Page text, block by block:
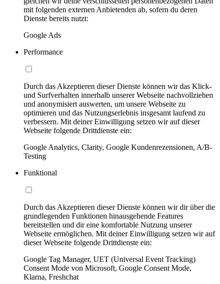
mit folgenden externen Anbietenden ab, sofern du deren
Dienste bereits nutzt:
Google Ads
Performance
Durch das Akzeptieren dieser Dienste können wir das Klick-
und Surfverhalten innerhalb unserer Webseite nachvollziehen
und anonymisiert auswerten, um unsere Webseite zu
optimieren und das Nutzungserlebnis insgesamt laufend zu
verbessern. Mit deiner Einwilligung setzen wir auf dieser
Webseite folgende Drittdienste ein:
Google Analytics, Clarity, Google Kundenrezensionen, A/B-
Testing
Funktional
Durch das Akzeptieren dieser Dienste können wir dir über die
grundlegenden Funktionen hinausgehende Features
bereitstellen und dir eine komfortable Nutzung unserer
Webseite ermöglichen. Mit deiner Einwilligung setzen wir auf
dieser Webseite folgende Drittdienste ein:
Google Tag Manager, UET (Universal Event Tracking)
Consent Mode von Microsoft, Google Consent Mode,
Klarna, Freshchat